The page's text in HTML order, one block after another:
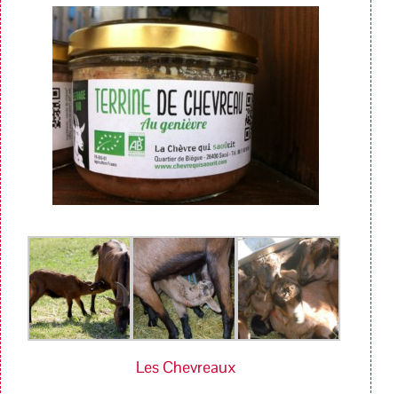
Les Chevreaux